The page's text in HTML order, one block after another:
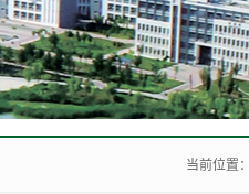
当前位置：